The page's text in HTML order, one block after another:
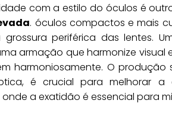
com a estilo do óculos é
. óculos compactos e mais
grossura periférica das lentes.
armação que harmonize visual
harmoniosamente. O
é crucial para melhorar a
onde a exatidão é essencial para